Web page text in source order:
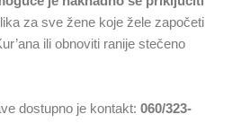
za sve žene koje žele započeti
ili obnoviti ranije stečeno
dostupno je kontakt: 060/323-